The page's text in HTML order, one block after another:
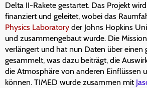
Delta II-Rakete gestartet. Das Projekt
finanziert und geleitet, wobei das
Physics Laboratory der Johns Hopkins
und zusammengebaut wurde. Die
verlängert und hat nun Daten über einen
gesammelt, was dazu beiträgt, die
die Atmosphäre von anderen Einflüssen
können. TIMED wurde zusammen mit